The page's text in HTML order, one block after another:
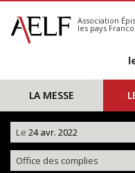
S'abonner
Calendrier
Association
les pays
LA MESSE
Le 24 avr. 2022
Office des complies